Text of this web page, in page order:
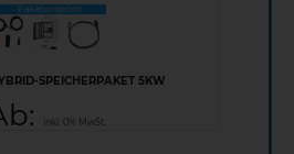
SPEICHERPAKET 5KW
inkl. 0% MwSt.